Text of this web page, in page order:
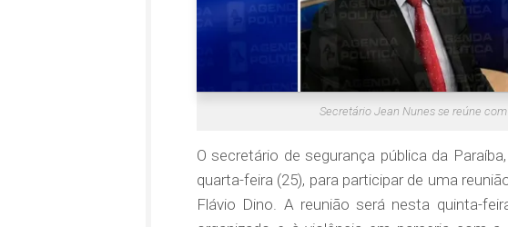
Secretário Jean Nunes se reúne
O secretário de segurança pública da
quarta-feira (25), para participar de uma
Flávio Dino. A reunião será nesta quinta-